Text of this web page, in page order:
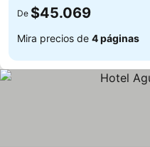
De $45.069
Mira precios de 4 páginas